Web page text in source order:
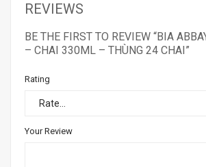
REVIEWS
BE THE FIRST TO REVIEW “BIA
– CHAI 330ML – THÙNG 24 CHAI”
Rating
Your Review